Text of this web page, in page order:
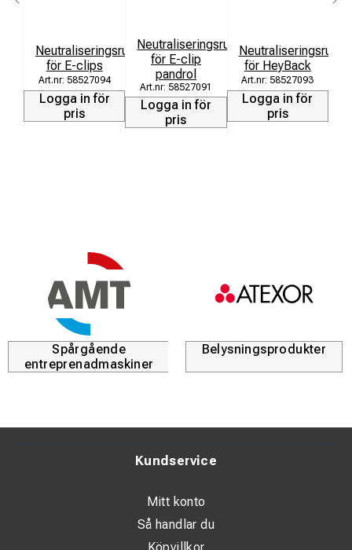
Neutraliseringsrullar
för E-clips
58527094
Logga in för
pris
Neutraliseringsrullar
för E-clip
pandrol
58527091
Logga in för
pris
Neutraliseringsrullar
för HeyBack
58527093
Logga in för
pris
Spårgående
entreprenadmaskiner
Belysningsprodukter
Kundservice
Mitt konto
Så handlar du